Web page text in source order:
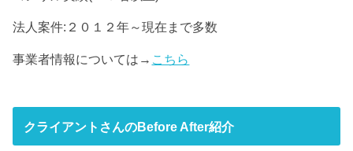
法人案件:２０１２年～現在まで多数
事業者情報については→ こちら
クライアントさんのBefore After紹介